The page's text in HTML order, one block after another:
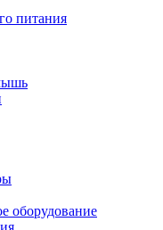
питания
оборудование